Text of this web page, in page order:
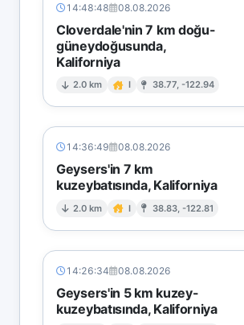
14:48:48 08.08.2026
Cloverdale'nin 7 km doğu-
güneydoğusunda,
Kaliforniya
2.0 km I 38.77, -122.94
14:36:49 08.08.2026
Geysers'in 7 km
kuzeybatısında, Kaliforniya
2.0 km I 38.83, -122.81
14:26:34 08.08.2026
Geysers'in 5 km kuzey-
kuzeybatısında, Kaliforniya